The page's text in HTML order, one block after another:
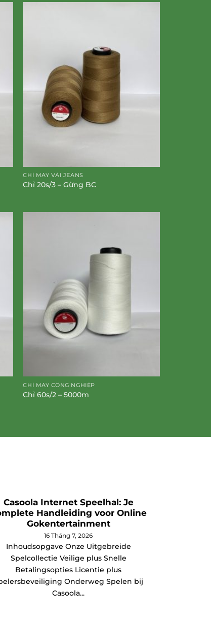
CHỈ MAY VẢI JEANS
Chỉ 20s/3 – Gừng BC
CHỈ MAY CÔNG NGHIỆP
Chỉ 60s/2 – 5000m
Casoola Internet Speelhal: Je
Handleiding voor Online
Gokentertainment
16 Tháng 7, 2026
Inhoudsopgave Onze Uitgebreide
Spelcollectie Veilige plus Snelle
Betalingsopties Licentie plus
Onderweg Spelen bij
Casoola...